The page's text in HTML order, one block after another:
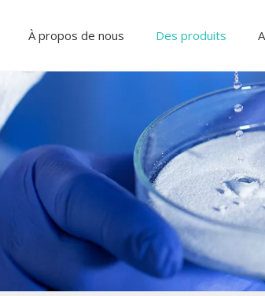
À propos de nous Des produits